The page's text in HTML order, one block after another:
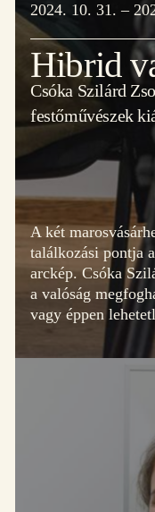
2024. 10. 31. –
Hibrid
Csóka Szilárd
festőművészek
A két
találkozási pontja
arckép. Csóka
a valóság
vagy éppen